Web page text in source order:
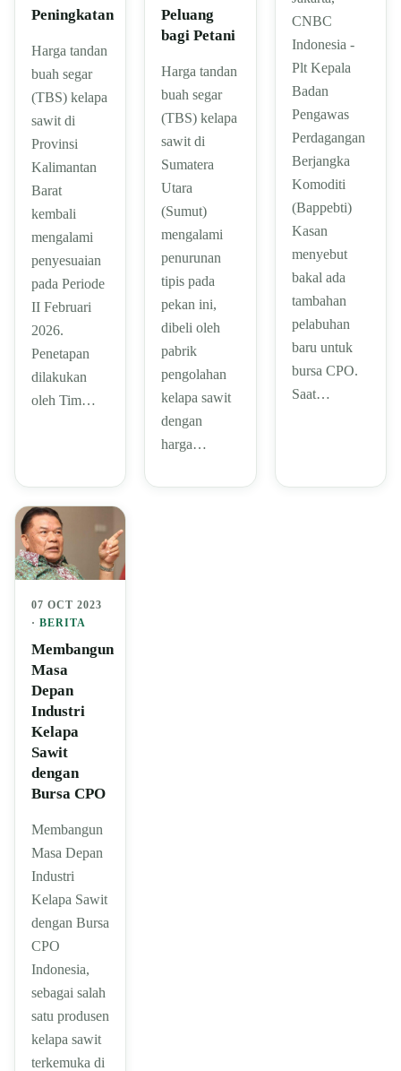
Peningkatan
Harga tandan
buah segar
(TBS) kelapa
sawit di
Provinsi
Kalimantan
Barat
kembali
mengalami
penyesuaian
pada Periode
II Februari
2026.
Penetapan
dilakukan
oleh Tim…
Peluang
bagi Petani
Harga tandan
buah segar
(TBS) kelapa
sawit di
Sumatera
Utara
(Sumut)
mengalami
penurunan
tipis pada
pekan ini,
dibeli oleh
pabrik
pengolahan
kelapa sawit
dengan
harga…
CNBC
Indonesia -
Plt Kepala
Badan
Pengawas
Perdagangan
Berjangka
Komoditi
(Bappebti)
Kasan
menyebut
bakal ada
tambahan
pelabuhan
baru untuk
bursa CPO.
Saat…
07 OCT 2023
· BERITA
Membangun
Masa
Depan
Industri
Kelapa
Sawit
dengan
Bursa CPO
Membangun
Masa Depan
Industri
Kelapa Sawit
dengan Bursa
CPO
Indonesia,
sebagai salah
satu produsen
kelapa sawit
terkemuka di